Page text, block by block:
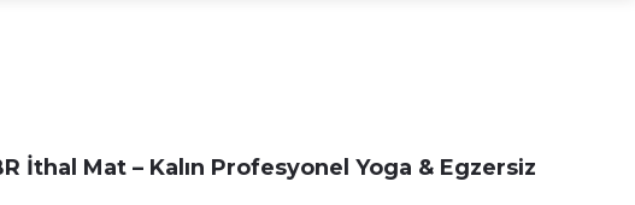
İthal Mat – Kalın Profesyonel Yoga & Egzersiz